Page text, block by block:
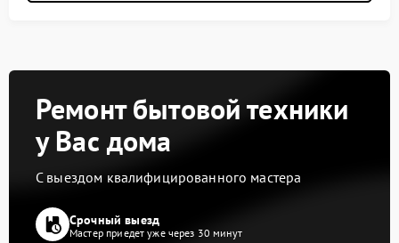
Ремонт бытовой техники
у Вас дома
С выездом квалифицированного мастера
Срочный выезд
Мастер приедет уже через 30 минут